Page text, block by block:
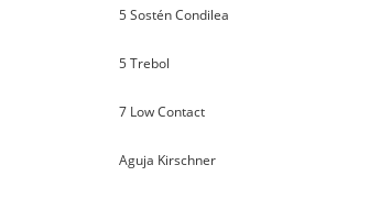
5 Sostén Condilea
5 Trebol
7 Low Contact
Aguja Kirschner